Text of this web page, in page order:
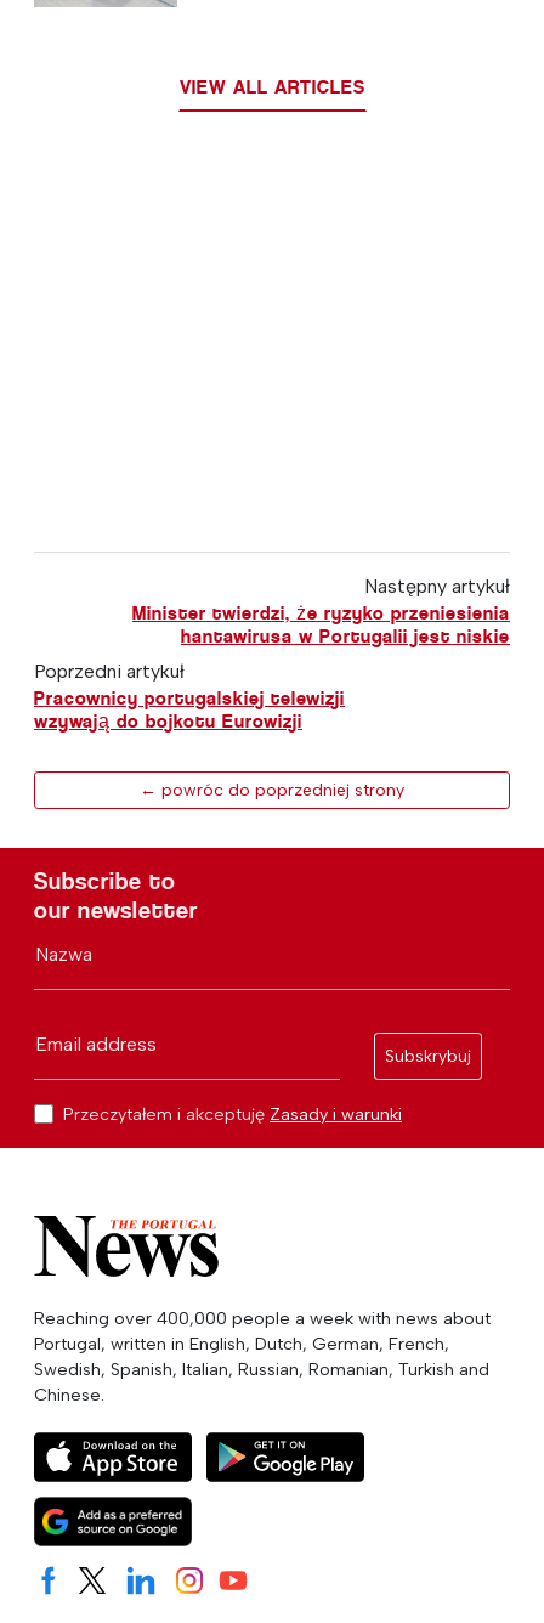
VIEW ALL ARTICLES
Następny artykuł
Minister twierdzi, że ryzyko przeniesienia
hantawirusa w Portugalii jest niskie
Poprzedni artykuł
Pracownicy portugalskiej telewizji
wzywają do bojkotu Eurowizji
← powróc do poprzedniej strony
Subscribe to
our newsletter
Nazwa
Email address
Subskrybuj
Przeczytałem i akceptuję Zasady i warunki
Reaching over 400,000 people a week with news about
Portugal, written in English, Dutch, German, French,
Swedish, Spanish, Italian, Russian, Romanian, Turkish and
Chinese.